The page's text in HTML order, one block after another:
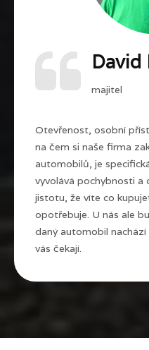
David
majitel
Otevřenost, osobní
na čem si naše firma
automobilů, je
vyvolává pochybnosti a
jistotu, že víte co
opotřebuje. U nás ale
daný automobil
vás čekají.